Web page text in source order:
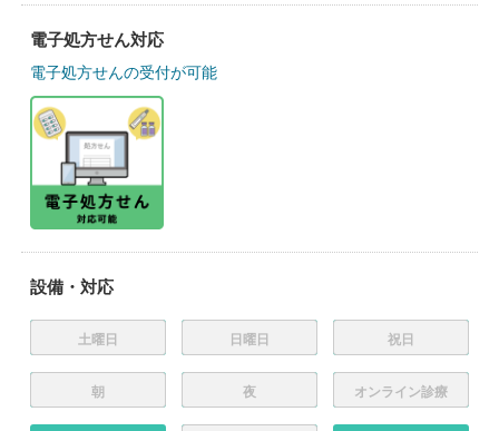
電子処方せん対応
電子処方せんの受付が可能
設備・対応
土曜日 日曜日 祝日
朝 夜 オンライン診療